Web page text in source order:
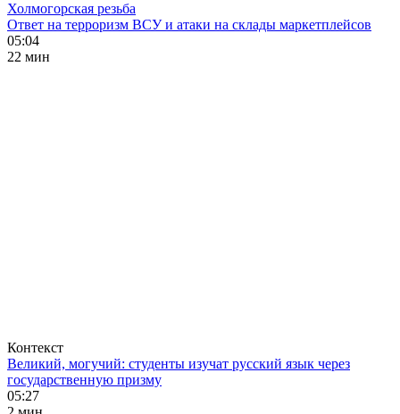
Холмогорская резьба
Ответ на терроризм ВСУ и атаки на склады маркетплейсов
05:04
22 мин
Контекст
Великий, могучий: студенты изучат русский язык через
государственную призму
05:27